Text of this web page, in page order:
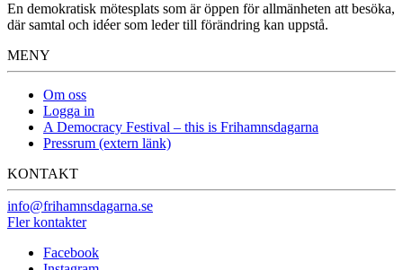
En demokratisk mötesplats som är öppen för allmänheten att besöka,
där samtal och idéer som leder till förändring kan uppstå.
MENY
Om oss
Logga in
A Democracy Festival – this is Frihamnsdagarna
Pressrum (extern länk)
KONTAKT
info@frihamnsdagarna.se
Fler kontakter
Facebook